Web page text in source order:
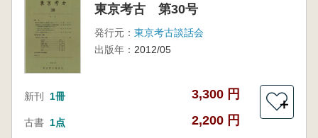
東京考古 第30号
発行元： 東京考古談話会
出版年： 2012/05
新刊 1冊 3,300 円
古書 1点 2,200 円
＋